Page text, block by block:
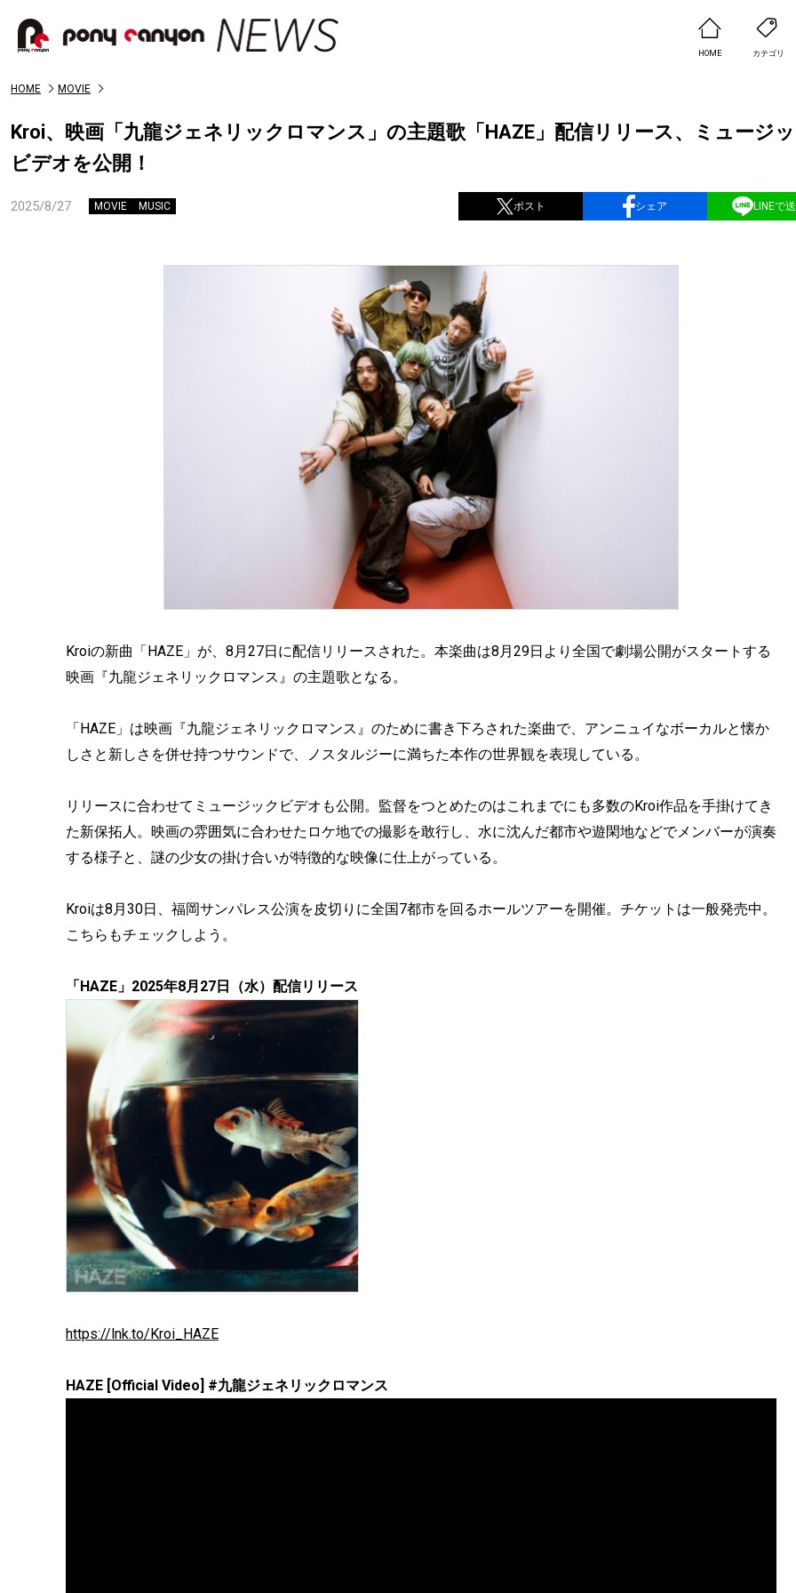
HOME カテゴリ
HOME MOVIE
Kroi、映画「九龍ジェネリックロマンス」の主題歌「HAZE」配信リリース、ミュージ
ビデオを公開！
2025/8/27 MOVIE MUSIC ポスト シェア LINEで
Kroiの新曲「HAZE」が、8月27日に配信リリースされた。本楽曲は8月29日より全国で劇場公開がスタートする
映画『九龍ジェネリックロマンス』の主題歌となる。
「HAZE」は映画『九龍ジェネリックロマンス』のために書き下ろされた楽曲で、アンニュイなボーカルと懐か
しさと新しさを併せ持つサウンドで、ノスタルジーに満ちた本作の世界観を表現している。
リリースに合わせてミュージックビデオも公開。監督をつとめたのはこれまでにも多数のKroi作品を手掛けてき
た新保拓人。映画の雰囲気に合わせたロケ地での撮影を敢行し、水に沈んだ都市や遊閑地などでメンバーが演奏
する様子と、謎の少女の掛け合いが特徴的な映像に仕上がっている。
Kroiは8月30日、福岡サンパレス公演を皮切りに全国7都市を回るホールツアーを開催。チケットは一般発売中。
こちらもチェックしよう。
「HAZE」2025年8月27日（水）配信リリース
https://lnk.to/Kroi_HAZE
HAZE [Official Video] #九龍ジェネリックロマンス